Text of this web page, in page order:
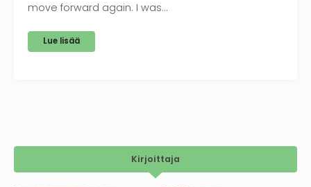
move forward again. I was…
Lue lisää
Kirjoittaja